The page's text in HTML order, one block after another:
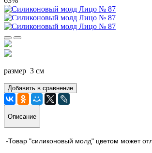
размер 3 см
Добавить в сравнение
Описание
-Товар "силиконовый молд" цветом может